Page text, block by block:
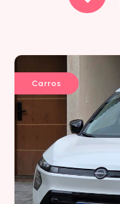
Carros